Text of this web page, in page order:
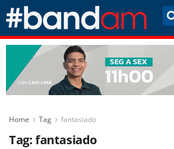
Home Tag fantasiado
Tag:fantasiado